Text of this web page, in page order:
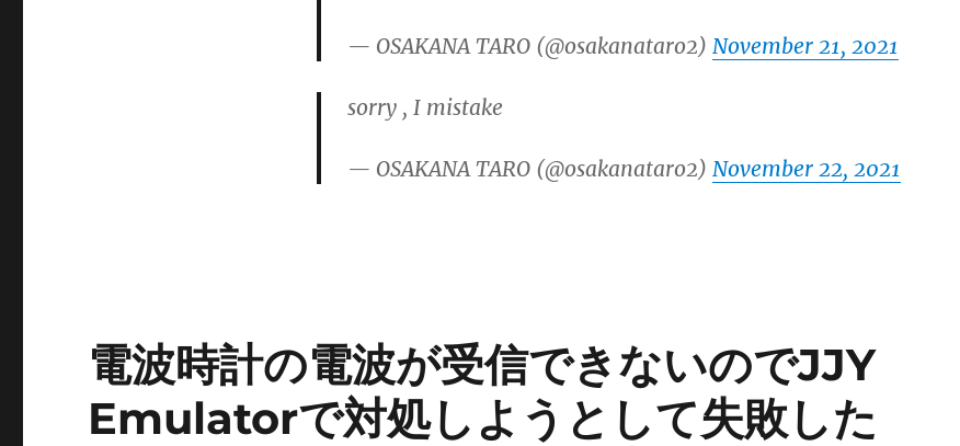
— OSAKANA TARO (@osakanataro2) November 21, 2021
sorry , I mistake
— OSAKANA TARO (@osakanataro2) November 22, 2021
電波時計の電波が受信できないのでJJY
Emulatorで対処しようとして失敗した